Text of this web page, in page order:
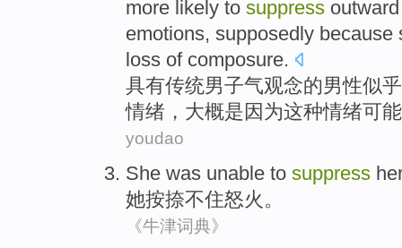
more likely to suppress outward
emotions, supposedly because
loss of composure.
具有传统男子气观念的男性似乎
情绪， 大概是因为这种情绪可能
youdao
She was unable to suppress
她按捺不住怒火 。
《牛津词典》